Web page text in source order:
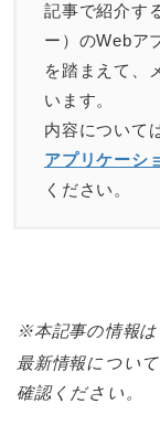
記事で紹介す
ー）のWebア
を踏まえて、
います。
内容について
アプリケーシ
ください。
※本記事の情報は
最新情報につい
確認ください。